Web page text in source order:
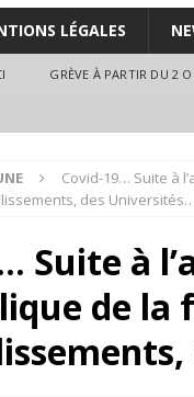
LÉGALES
GRÈVE À PARTIR DU 2
Covid-19… Suite à
des Universités…
Suite à
de la